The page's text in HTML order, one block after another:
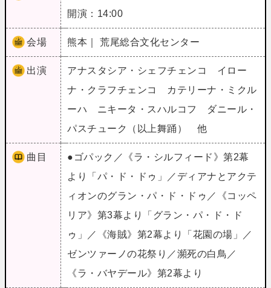
開演：14:00
会場 熊本｜ 荒尾総合文化センター
出演
アナスタシア・シェフチェンコ イロー
ナ・クラフチェンコ カテリーナ・ミクル
ーハ ニキータ・スハルコフ ダニール・
パスチューク（以上舞踊） 他
曲目
●ゴパック／《ラ・シルフィード》第2幕
より「パ・ド・ドゥ」／ディアナとアクテ
ィオンのグラン・パ・ド・ドゥ／《コッペ
リア》第3幕より「グラン・パ・ド・ド
ゥ」／《海賊》第2幕より「花園の場」／
ゼンツァーノの花祭り／瀕死の白鳥／
《ラ・バヤデール》第2幕より